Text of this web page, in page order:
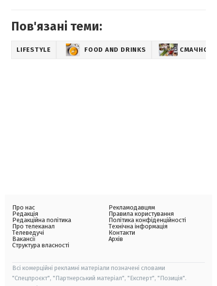
Пов'язані теми:
LIFESTYLE FOOD AND DRINKS СМАЧНО
Про нас
Редакція
Редакційна політика
Про телеканал
Телеведучі
Вакансії
Структура власності
Рекламодавцям
Правила користування
Політика конфіденційності
Технічна інформація
Контакти
Архів
Всі комерційні рекламні матеріали позначені словами
"Спецпроєкт", "Партнерський матеріал", "Експерт", "Позиція".